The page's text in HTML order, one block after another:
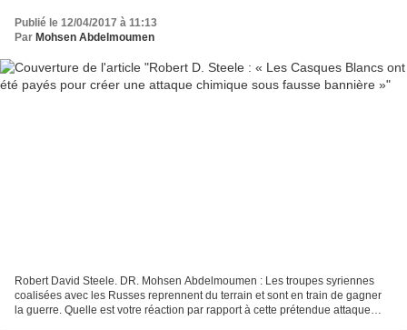
Publié le 12/04/2017 à 11:13
Par Mohsen Abdelmoumen
Robert David Steele. DR. Mohsen Abdelmoumen : Les troupes syriennes
coalisées avec les Russes reprennent du terrain et sont en train de gagner
la guerre. Quelle est votre réaction par rapport à cette prétendue attaque